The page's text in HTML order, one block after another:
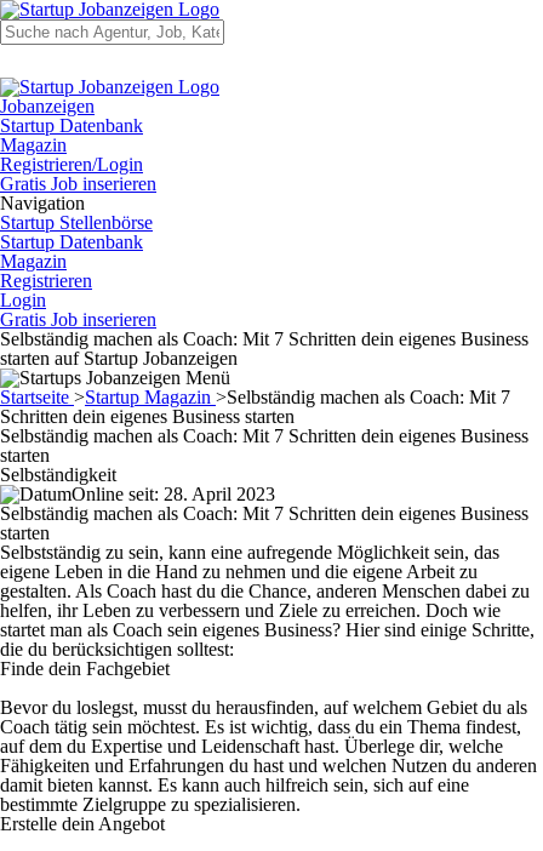
Jobanzeigen
Startup Datenbank
Magazin
Registrieren/Login
Gratis Job inserieren
Navigation
Startup Stellenbörse
Startup Datenbank
Magazin
Registrieren
Login
Gratis Job inserieren
Selbständig machen als Coach: Mit 7 Schritten dein eigenes Business
starten auf Startup Jobanzeigen
Startseite >Startup Magazin >Selbständig machen als Coach: Mit 7
Schritten dein eigenes Business starten
Selbständig machen als Coach: Mit 7 Schritten dein eigenes Business
starten
Selbständigkeit
Online seit: 28. April 2023
Selbständig machen als Coach: Mit 7 Schritten dein eigenes Business
starten
Selbstständig zu sein, kann eine aufregende Möglichkeit sein, das
eigene Leben in die Hand zu nehmen und die eigene Arbeit zu
gestalten. Als Coach hast du die Chance, anderen Menschen dabei zu
helfen, ihr Leben zu verbessern und Ziele zu erreichen. Doch wie
startet man als Coach sein eigenes Business? Hier sind einige Schritte,
die du berücksichtigen solltest:
Finde dein Fachgebiet
Bevor du loslegst, musst du herausfinden, auf welchem Gebiet du als
Coach tätig sein möchtest. Es ist wichtig, dass du ein Thema findest,
auf dem du Expertise und Leidenschaft hast. Überlege dir, welche
Fähigkeiten und Erfahrungen du hast und welchen Nutzen du anderen
damit bieten kannst. Es kann auch hilfreich sein, sich auf eine
bestimmte Zielgruppe zu spezialisieren.
Erstelle dein Angebot